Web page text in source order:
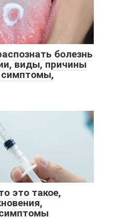
болезнь
виды, причины
симптомы,
это такое,